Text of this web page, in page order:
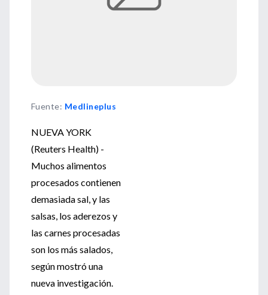
Fuente: Medlineplus
NUEVA YORK
(Reuters Health) -
Muchos alimentos
procesados contienen
demasiada sal, y las
salsas, los aderezos y
las carnes procesadas
son los más salados,
según mostró una
nueva investigación.